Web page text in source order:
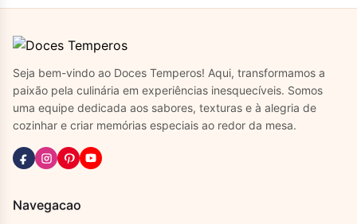
Seja bem-vindo ao Doces Temperos! Aqui, transformamos a
paixão pela culinária em experiências inesquecíveis. Somos
uma equipe dedicada aos sabores, texturas e à alegria de
cozinhar e criar memórias especiais ao redor da mesa.
Navegacao